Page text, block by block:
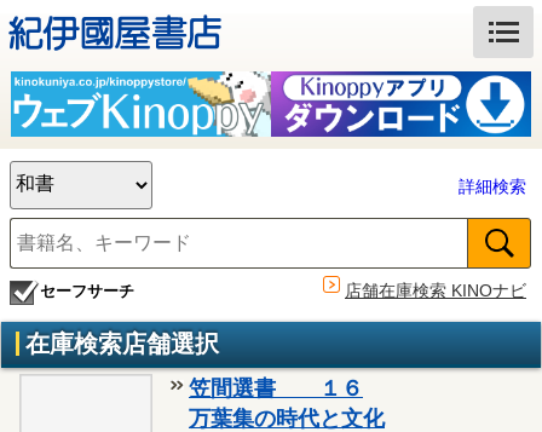
詳細検索
セーフサーチ 店舗在庫検索 KINOナビ
在庫検索店舗選択
笠間選書 １６
万葉集の時代と文化